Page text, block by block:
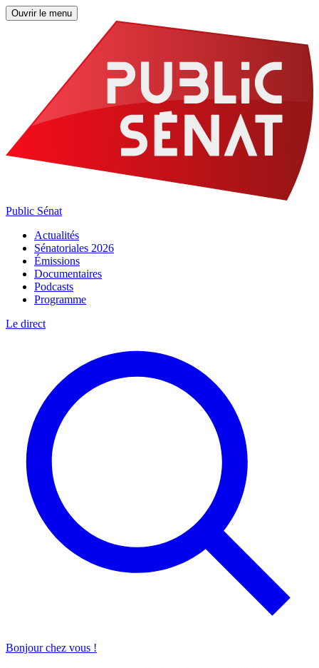
Ouvrir le menu
Public Sénat
Actualités
Sénatoriales 2026
Émissions
Documentaires
Podcasts
Programme
Le direct
Bonjour chez vous !